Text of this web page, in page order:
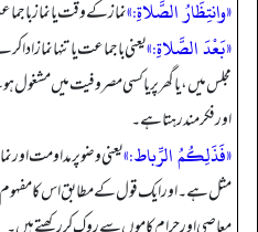
«وانتِظَارُ الصَّلاةِ:»نماز کے وقت یا نماز با
«بَعْدَ الصَّلاةِ:»یعنی با جماعت یا تنہا نماز ادا
مجلس میں، یا گھر پر یا کسی مصروفیت میں
اور فکر مند رہتا ہے۔
«فَذَلِكُمُ الرِّباط:»یعنی وضو پر مداومت اور
مثل ہے۔ اور ایک قول کے مطابق اس کا مفہوم